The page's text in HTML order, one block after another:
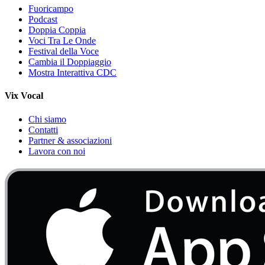
Fuoricampo
Podcast
Doppia Coppia
Voci Tra Le Onde
Festival della Voce
Cambia il Doppiaggio
Mostra Interattiva CDC
Vix Vocal
Chi siamo
Contatti
Partner & associazioni
Lavora con noi